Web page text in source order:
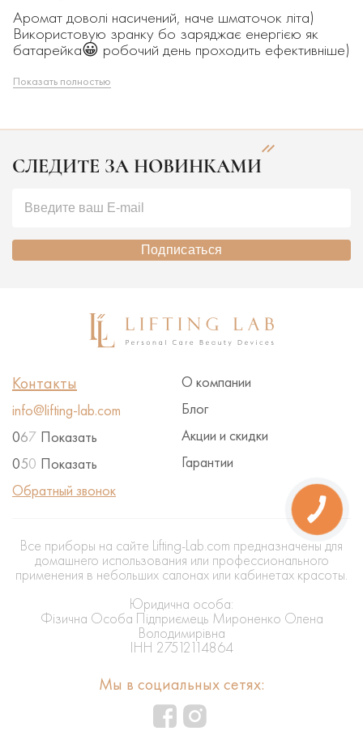
5
Аромат доволі насичений, наче шматочок літа)
Використовую зранку бо заряджає енергією як
батарейка😀 робочий день проходить ефективніше)
Показать полностью
СЛЕДИТЕ ЗА НОВИНКАМИ
Подписаться
О компании
Блог
Акции и скидки
Гарантии
Контакты
info@lifting-lab.com
067 Показать
050 Показать
Обратный звонок
Мы в социальных сетях:
Все приборы на сайте Lifting-Lab.com предназначены для
домашнего использования или профессионального
применения в небольших салонах или кабинетах красоты.
Юридична особа:
Фізична Особа Підприємець Мироненко Олена
Володимирівна
ІНН 27512114864